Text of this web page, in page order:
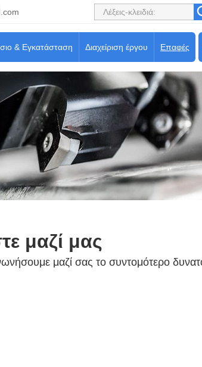
& Εγκατάσταση Διαχείριση έργου Επαφές
μαζί μας
μαζί σας το συντομότερο